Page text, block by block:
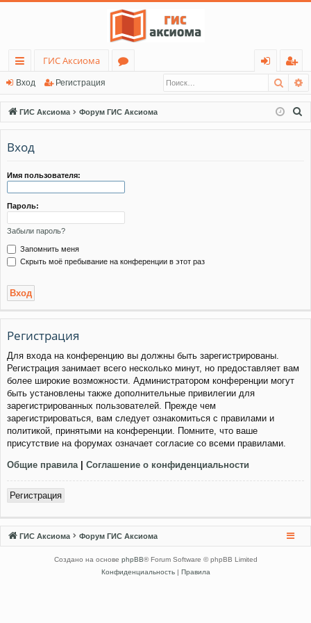
с
ы
лк
и
ГИС Аксиома
ру
м
д
ег
ис
тр
Вход Регистрация
ГИС Аксиома Форум ГИС Аксиома
Вход
Имя пользователя:
Пароль:
Забыли пароль?
Запомнить меня
Скрыть моё пребывание на конференции в этот раз
Регистрация
Для входа на конференцию вы должны быть зарегистрированы.
Регистрация занимает всего несколько минут, но предоставляет вам
более широкие возможности. Администратором конференции могут
быть установлены также дополнительные привилегии для
зарегистрированных пользователей. Прежде чем
зарегистрироваться, вам следует ознакомиться с правилами и
политикой, принятыми на конференции. Помните, что ваше
присутствие на форумах означает согласие со всеми правилами.
Общие правила | Соглашение о конфиденциальности
Регистрация
ГИС Аксиома Форум ГИС Аксиома
Создано на основе phpBB® Forum Software © phpBB Limited
Конфиденциальность| Правила